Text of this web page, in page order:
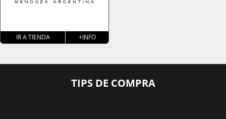
IR A TIENDA +INFO
TIPS DE COMPRA